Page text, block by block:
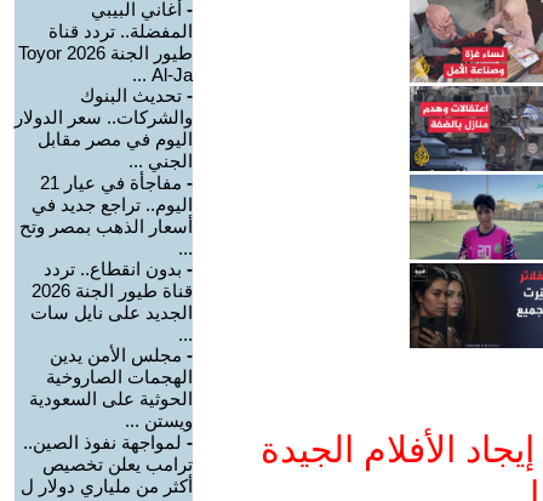
الأفلام الجيدة
- أغاني البيبي
المفضلة.. تردد قناة
طيور الجنة 2026 Toyor
Al-Ja ...
- تحديث البنوك
والشركات.. سعر الدولار
اليوم في مصر مقابل
الجني ...
-
مفاجأة في عيار 21
اليوم.. تراجع جديد في
أسعار الذهب بمصر وتح
...
- بدون انقطاع.. تردد
قناة طيور الجنة 2026
الجديد على نايل سات
...
- مجلس الأمن يدين
الهجمات الصاروخية
الحوثية على السعودية
ويستن ...
- لمواجهة نفوذ الصين..
ترامب يعلن تخصيص
أكثر من ملياري دولار ل